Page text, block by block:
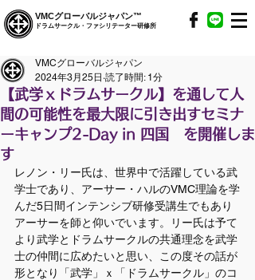
VMCグローバルジャパン™
ドラムサークル・ファシリテーター研修所
【武学ｘドラムサークル】を通して人
間の可能性を最大限に引き出すセミナ
ーキャンプ2-Day in 四国 を開催しま
す
VMCグローバルジャパン
2024年3月25日 読了時間: 1分
レノン・リー氏は、世界中で活躍している武
学士であり、アーサー・ハルのVMC理論を学
んだ5日間インテンシブ研修受講生でもあり
アーサーを師と仰いでいます。リー氏は予て
より武学とドラムサークルの共通理念を武学
士の仲間に広めたいと思い、この度その話が
形となり「武学」ｘ「ドラムサークル」のコ